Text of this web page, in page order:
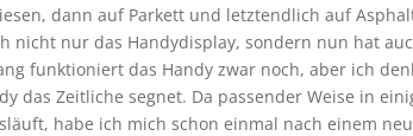
dann auf Parkett und letztendlich auf
nicht nur das Handydisplay, sondern nun hat
funktioniert das Handy zwar noch, aber ich
das Zeitliche segnet. Da passender Weise in
habe ich mich schon einmal nach einem